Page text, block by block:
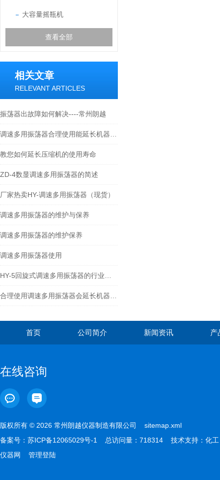
大容量摇瓶机
查看全部
相关文章
RELEVANT ARTICLES
振荡器出故障如何解决----常州朗越
教您如何延长压缩机的使用寿命
ZD-4数显调速多用振荡器的简述
厂家热卖HY-调速多用振荡器（现货）
调速多用振荡器的维护与保养
调速多用振荡器的维护保养
调速多用振荡器使用
首页 公司简介 新闻资讯 产
在线咨询
版权所有 © 2026 常州朗越仪器制造有限公司 sitemap.xml
备案号： 苏ICP备12065029号-1 总访问量：718314 技术支持： 化工
仪器网
管理登陆